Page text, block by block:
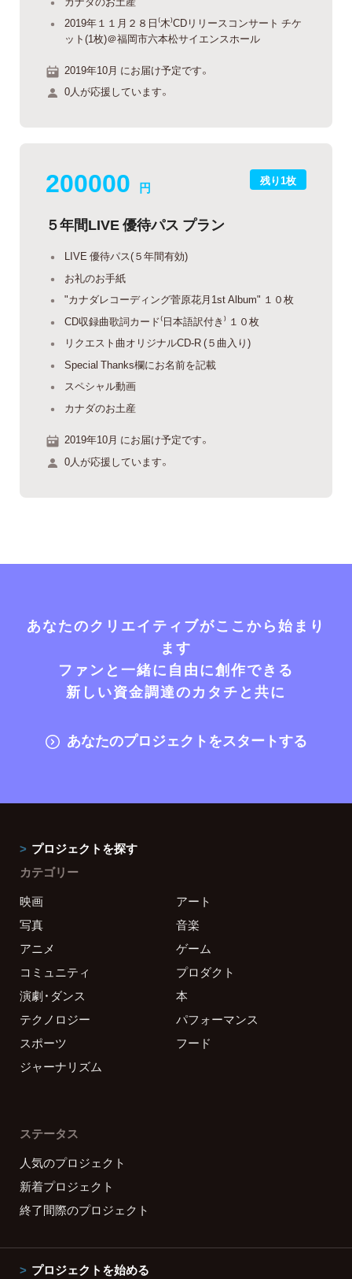
2019年１１月２８日⁽木⁾CDリリースコンサート チケ
ット(1枚)＠福岡市六本松サイエンスホール
2019年10月 にお届け予定です。
0人が応援しています。
残り1枚
200000 円
５年間LIVE 優待パス プラン
LIVE 優待パス(５年間有効)
お礼のお手紙
"カナダレコーディング菅原花月1st Album" １０枚
CD収録曲歌詞カード⁽日本語訳付き⁾ １０枚
リクエスト曲オリジナルCD-R (５曲入り)
Special Thanks欄にお名前を記載
スペシャル動画
カナダのお土産
2019年10月 にお届け予定です。
0人が応援しています。
あなたのクリエイティブがここから始まり
ます
ファンと一緒に自由に創作できる
新しい資金調達のカタチと共に
あなたのプロジェクトをスタートする
プロジェクトを探す
カテゴリー
映画
アート
写真
音楽
アニメ
ゲーム
コミュニティ
プロダクト
演劇・ダンス
本
テクノロジー
パフォーマンス
スポーツ
フード
ジャーナリズム
ステータス
人気のプロジェクト
新着プロジェクト
終了間際のプロジェクト
プロジェクトを始める